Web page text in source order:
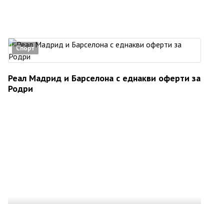
Спорт
Реал Мадрид и Барселона с еднакви оферти за
Родри